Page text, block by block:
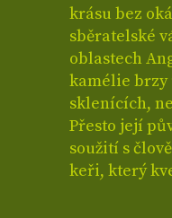
krásu bez
sběratelské
oblastech
kamélie brzy
sklenících,
Přesto její
soužití s
keři, který